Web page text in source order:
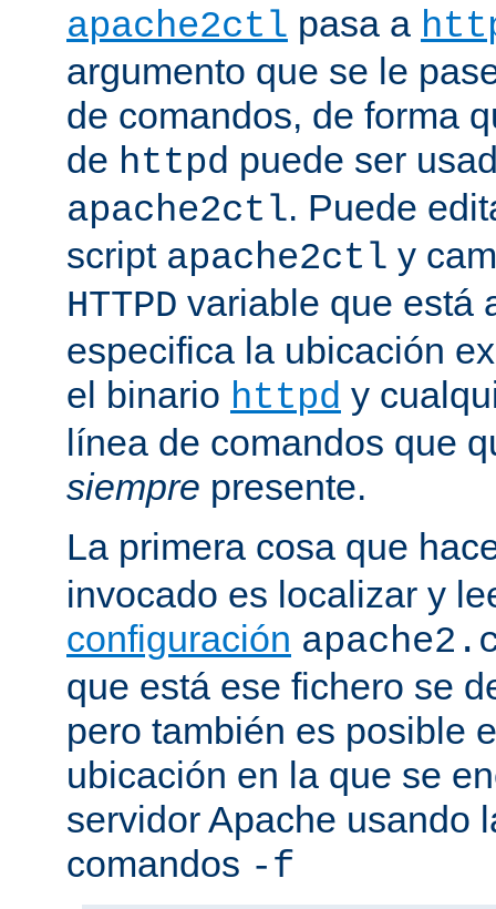
apache2ctl pasa a
argumento que se le
de comandos, de forma
de httpd puede ser
apache2ctl. Puede
script apache2ctl y
HTTPD variable que está
especifica la ubicación
el binario httpd y
línea de comandos que
siempre presente.
La primera cosa que
invocado es localizar y
configuración
que está ese fichero se
pero también es posible
ubicación en la que se
servidor Apache usando
comandos -f